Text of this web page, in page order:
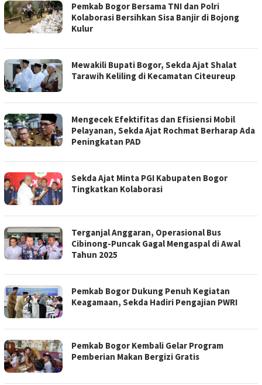
Pemkab Bogor Bersama TNI dan Polri
Kolaborasi Bersihkan Sisa Banjir di Bojong
Kulur
Mewakili Bupati Bogor, Sekda Ajat Shalat
Tarawih Keliling di Kecamatan Citeureup
Mengecek Efektifitas dan Efisiensi Mobil
Pelayanan, Sekda Ajat Rochmat Berharap Ada
Peningkatan PAD
Sekda Ajat Minta PGI Kabupaten Bogor
Tingkatkan Kolaborasi
Terganjal Anggaran, Operasional Bus
Cibinong-Puncak Gagal Mengaspal di Awal
Tahun 2025
Pemkab Bogor Dukung Penuh Kegiatan
Keagamaan, Sekda Hadiri Pengajian PWRI
Pemkab Bogor Kembali Gelar Program
Pemberian Makan Bergizi Gratis